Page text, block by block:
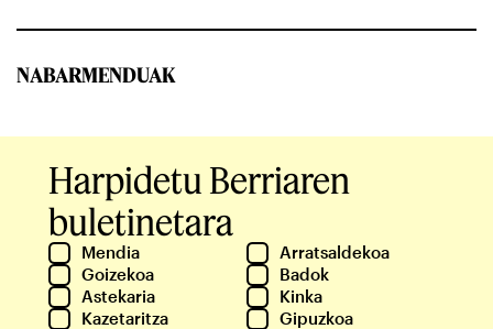
NABARMENDUAK
Harpidetu Berriaren
buletinetara
Mendia
Arratsaldekoa
Goizekoa
Badok
Astekaria
Kinka
Kazetaritza
Gipuzkoa